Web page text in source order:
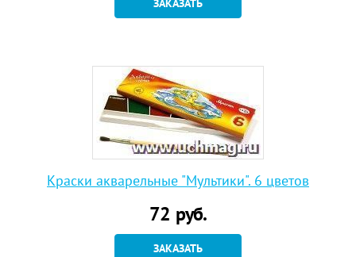
ЗАКАЗАТЬ
Краски акварельные "Мультики". 6 цветов
72 руб.
ЗАКАЗАТЬ